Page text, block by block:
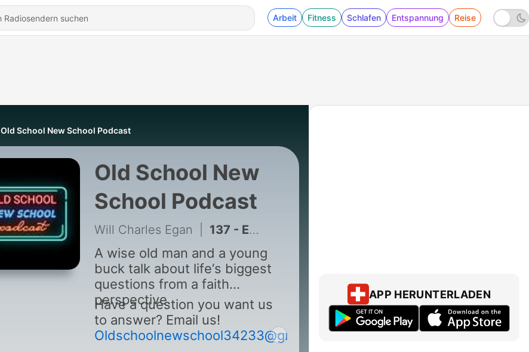
Arbeit Fitness Schlafen Entspannung Reise
Old School New School Podcast
Old School New
School Podcast
Will Charles Egan 137 - Ep.138-But are You Prepared to Receive God's Word?
A wise old man and a young
buck talk about life‘s biggest
questions from a faith
perspective.
Have a question you want us
to answer? Email us!
Oldschoolnewschool34233@gmail.com
APP HERUNTERLADEN